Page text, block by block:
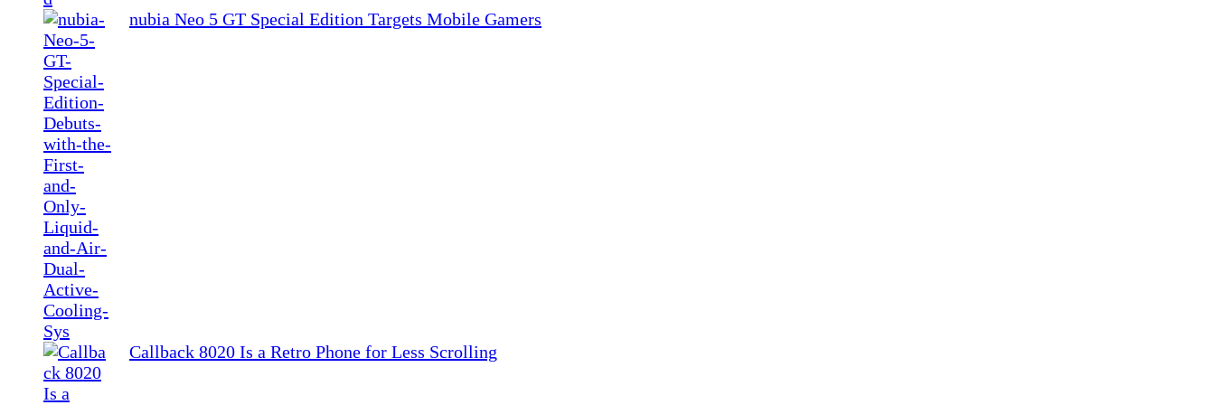
nubia Neo 5 GT Special Edition Targets Mobile Gamers
Callback 8020 Is a Retro Phone for Less Scrolling